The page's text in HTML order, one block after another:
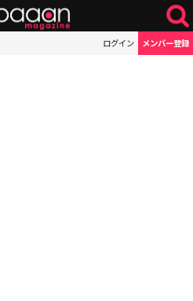
ログイン メンバー登録